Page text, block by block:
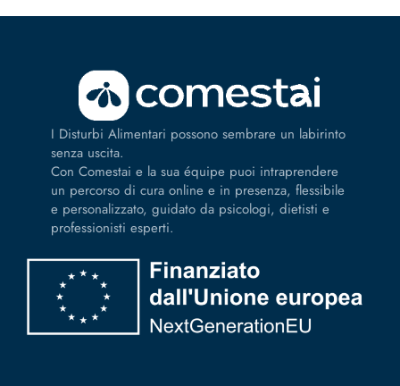
I Disturbi Alimentari possono sembrare un labirinto
senza uscita.
Con Comestai e la sua équipe puoi intraprendere
un percorso di cura online e in presenza, flessibile
e personalizzato, guidato da psicologi, dietisti e
professionisti esperti.